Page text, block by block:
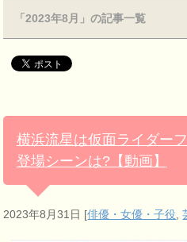
「2023年8月」の記事一覧
横浜流星は仮面ライダー
登場シーンは?【動画】
2023年8月31日 [俳優・女優・子役 ,